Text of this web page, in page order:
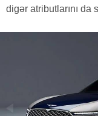
digər atributlarını da